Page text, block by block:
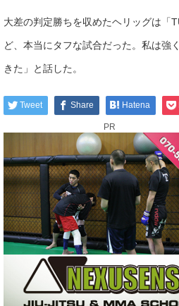
大差の判定勝ちを収めたヘリッグは「
ど、本当にタフな試合だった。私は強
きた」と話した。
Tweet Share Hatena
PR